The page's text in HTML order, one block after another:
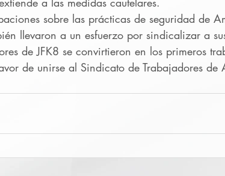
sobre las prácticas de seguridad de
llevaron a un esfuerzo por sindicalizar a
de JFK8 se convirtieron en los primeros
de unirse al Sindicato de Trabajadores de